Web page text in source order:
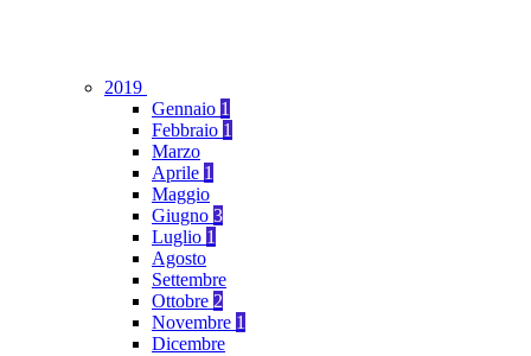
2019
Gennaio 1
Febbraio 1
Marzo
Aprile 1
Maggio
Giugno 3
Luglio 1
Agosto
Settembre
Ottobre 2
Novembre 1
Dicembre